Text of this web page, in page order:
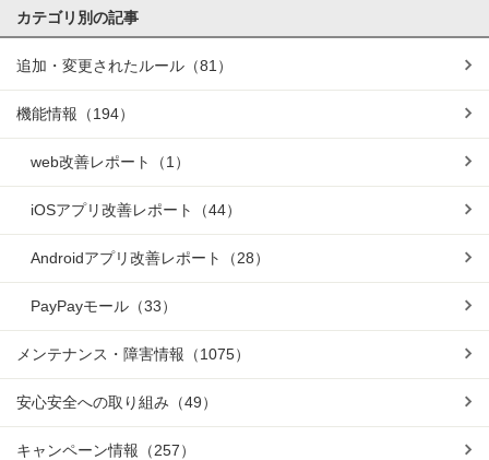
カテゴリ別の記事
追加・変更されたルール （81）
機能情報 （194）
web改善レポート （1）
iOSアプリ改善レポート （44）
Androidアプリ改善レポート （28）
PayPayモール （33）
メンテナンス・障害情報 （1075）
安心安全への取り組み （49）
キャンペーン情報 （257）